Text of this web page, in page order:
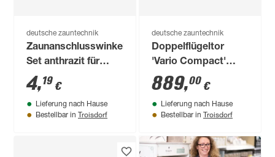
deutsche zauntechnik
Zaunanschlusswinkel-
Set anthrazit für
Gartentorpfosten
Vario
4,19 €
Lieferung nach Hause
Bestellbar in Troisdorf
deutsche zauntechnik
Doppelflügeltor
'Vario Compact'
anthrazit 300 x 120
cm
889,00 €
Lieferung nach Hause
Bestellbar in Troisdorf